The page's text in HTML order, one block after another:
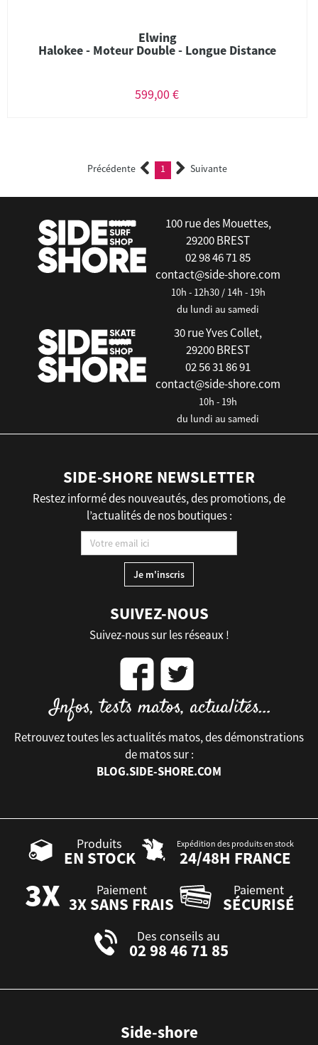
Elwing
Halokee - Moteur Double - Longue Distance
599,00 €
Précédente 1 (current)Suivante
100 rue des Mouettes,
29200 BREST
02 98 46 71 85
contact@side-shore.com
10h - 12h30 / 14h - 19h
du lundi au samedi
30 rue Yves Collet,
29200 BREST
02 56 31 86 91
contact@side-shore.com
10h - 19h
du lundi au samedi
SIDE-SHORE NEWSLETTER
Restez informé des nouveautés, des promotions, de
l’actualités de nos boutiques :
SUIVEZ-NOUS
Suivez-nous sur les réseaux !
Retrouvez toutes les actualités matos, des démonstrations
de matos sur :
BLOG.SIDE-SHORE.COM
Produits
EN STOCK
Expédition des produits en stock
24/48H FRANCE
Paiement
3X SANS FRAIS
Paiement
SÉCURISÉ
Des conseils au
02 98 46 71 85
Side-shore